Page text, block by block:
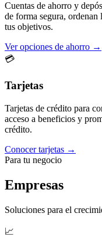
Cuentas de ahorro y
de forma segura, ordenan
tus objetivos.
Ver opciones de ahorro →
💳
Tarjetas
Tarjetas de crédito para
acceso a beneficios y
crédito.
Conocer tarjetas →
Para tu negocio
Empresas
Soluciones para el
📈